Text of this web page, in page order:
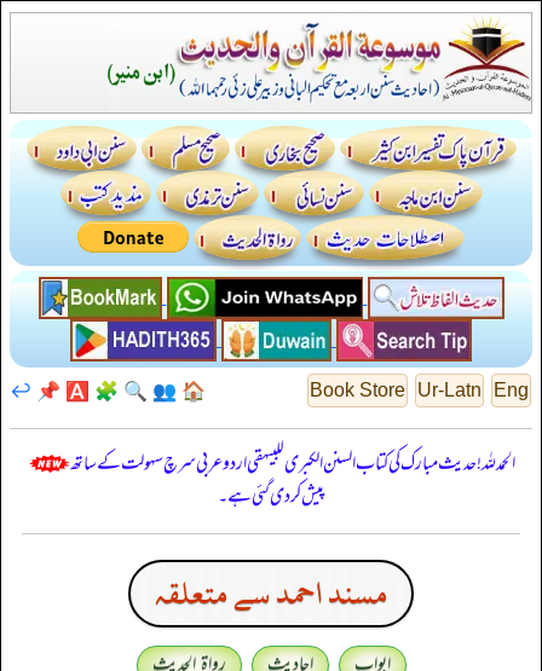
Eng
Ur-Latn
Book Store
🏠
👥
🔍
🧩
🅰️
📌
↩️
الحمدللہ! حدیث مبارک کی کتاب السنن الكبرى للبيهقي اردو عربی سرچ سہولت کے ساتھ
پیش کر دی گئی ہے۔
مسند احمد سے متعلقہ